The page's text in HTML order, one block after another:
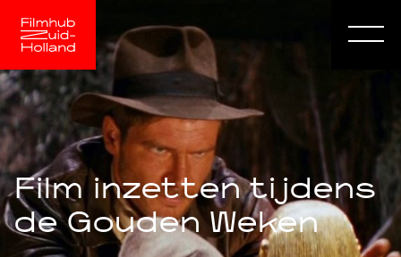
Film inzetten tijdens
de Gouden Weken